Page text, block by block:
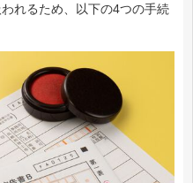
れるため、以下の4つの手続